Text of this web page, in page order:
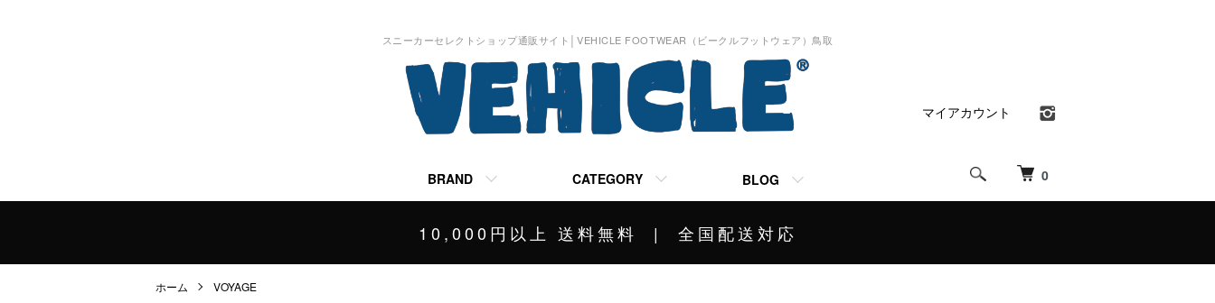
スニーカーセレクトショップ通販サイト│VEHICLE FOOTWEAR（ビークルフットウェア）鳥取
0
BRAND CATEGORY BLOG
マイアカウント
10,000円以上 送料無料 | 全国配送対応
ホーム VOYAGE